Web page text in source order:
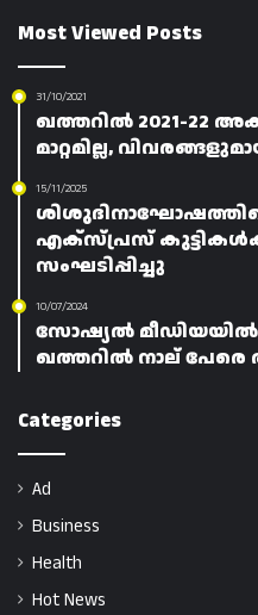
Most Viewed Posts
31/10/2021
ഖത്തറിൽ 2021-22
മാറ്റമില്ല,
15/11/2025
എക്സ്പ്രസ്
സംഘടിപ്പിച്ചു
10/07/2024
സോഷ്യൽ മീഡിയയിൽ
ഖത്തറിൽ നാല്
Categories
Ad
Business
Health
Hot News